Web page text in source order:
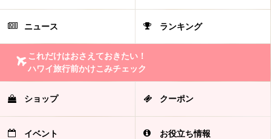
ニュース ランキング
これだけはおさえておきたい！
ハワイ旅行前かけこみチェック
ショップ クーポン
イベント お役立ち情報